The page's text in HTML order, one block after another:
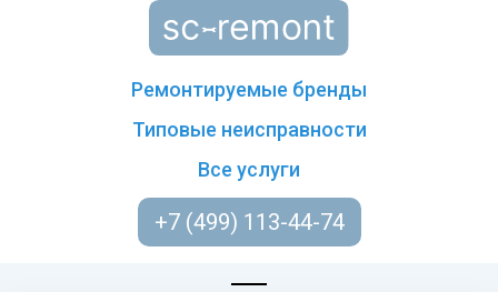
Ремонтируемые бренды
Типовые неисправности
Все услуги
+7 (499) 113-44-74